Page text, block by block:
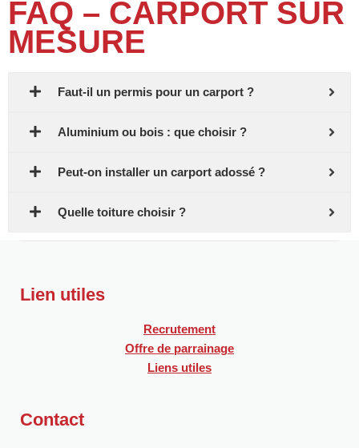
FAQ – CARPORT SUR
MESURE
Faut-il un permis pour un carport ?
Aluminium ou bois : que choisir ?
Peut-on installer un carport adossé ?
Quelle toiture choisir ?
Lien utiles
Recrutement
Offre de parrainage
Liens utiles
Contact